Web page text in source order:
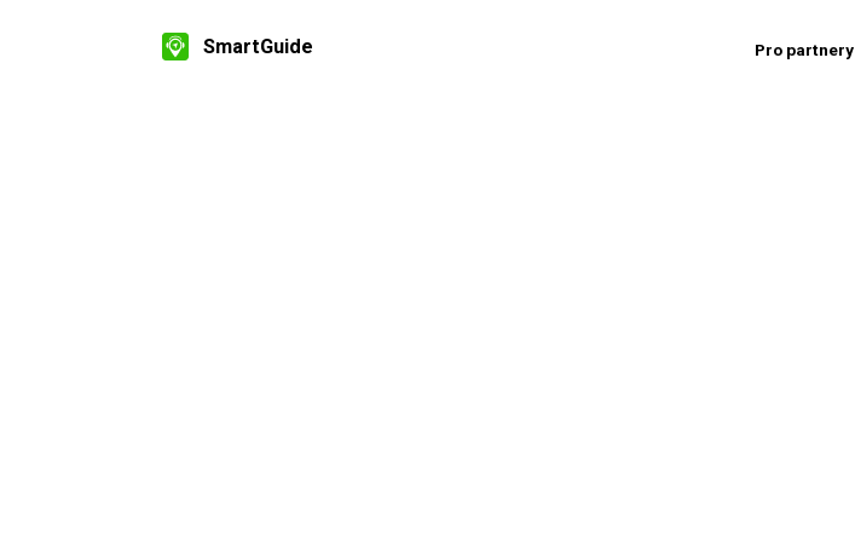
SmartGuide Pro partnery